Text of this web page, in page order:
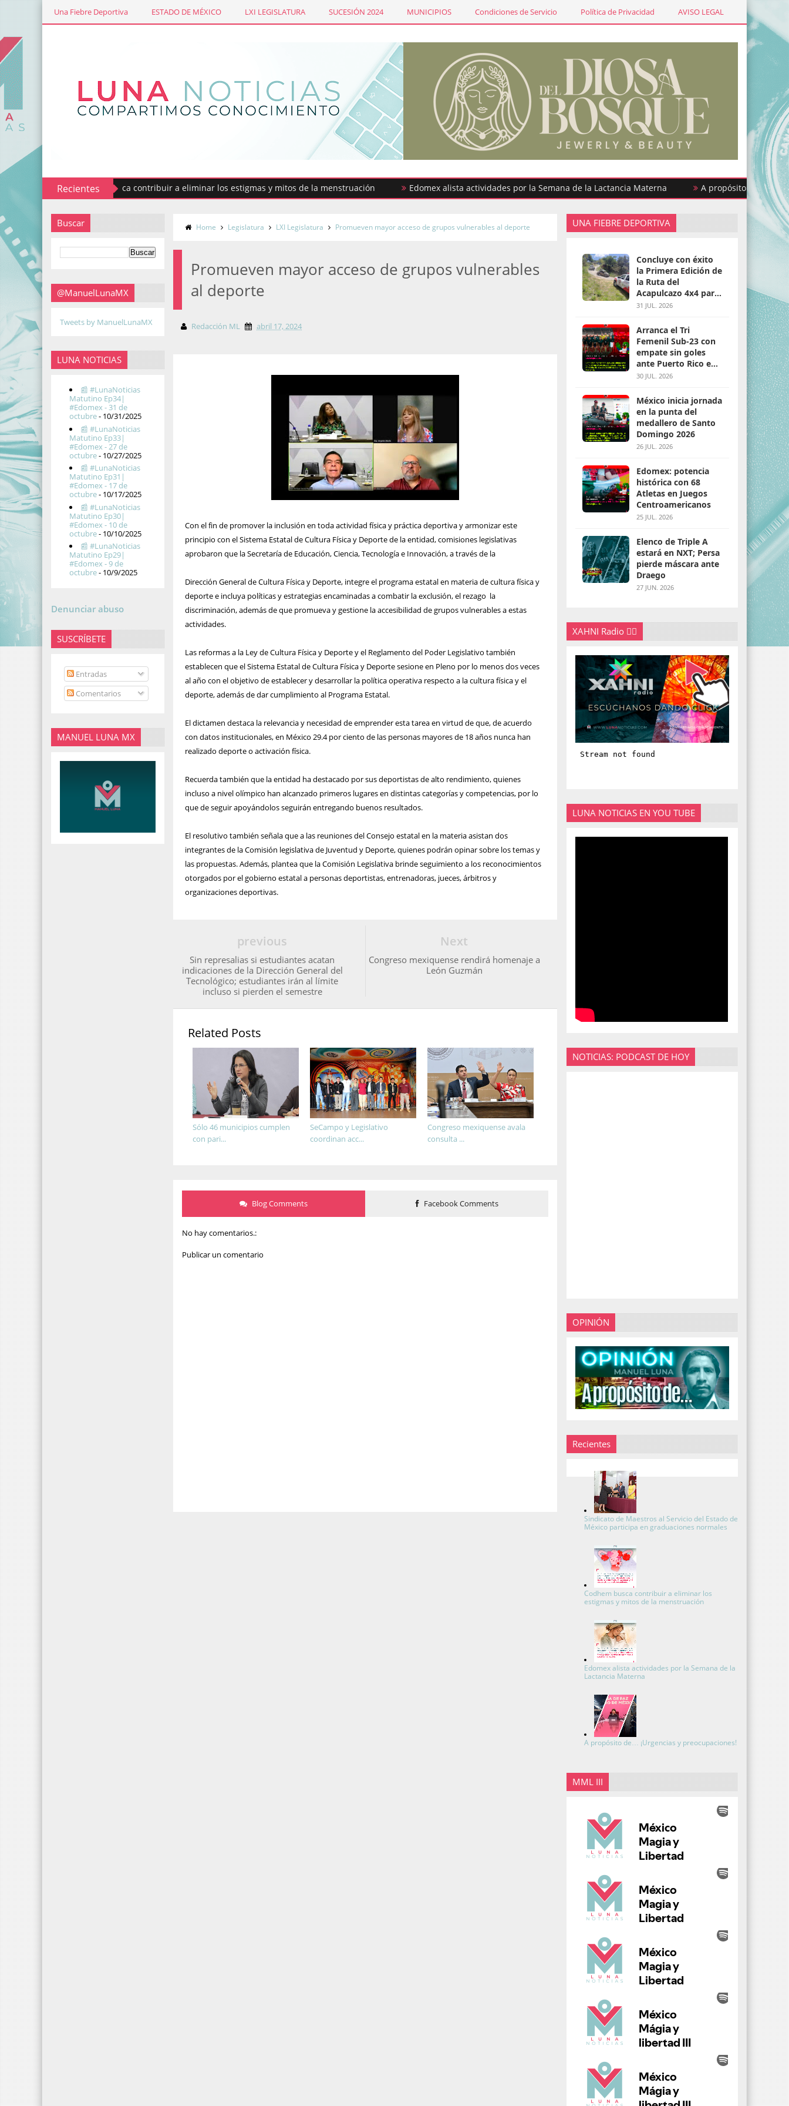
Una Fiebre Deportiva ESTADO DE MÉXICO LXI LEGISLATURA SUCESIÓN 2024 MUNICIPIOS Condiciones de Servicio Política de Privacidad AVISO LEGAL
Recientes
Codhem busca contribuir a eliminar los estigmas y mitos de la menstruación Edomex alista actividades por la Semana de la Lactancia Materna A propósito de… ¡Urgencias
Buscar
@ManuelLunaMX
Tweets by ManuelLunaMX
LUNA NOTICIAS
📰 #LunaNoticias
Matutino Ep34|
#Edomex - 31 de
octubre- 10/31/2025
📰 #LunaNoticias
Matutino Ep33|
#Edomex - 27 de
octubre- 10/27/2025
📰 #LunaNoticias
Matutino Ep31|
#Edomex - 17 de
octubre- 10/17/2025
📰 #LunaNoticias
Matutino Ep30|
#Edomex - 10 de
octubre- 10/10/2025
📰 #LunaNoticias
Matutino Ep29|
#Edomex - 9 de
octubre- 10/9/2025
Denunciar abuso
SUSCRÍBETE
Entradas
Comentarios
MANUEL LUNA MX
Home Legislatura LXI Legislatura Promueven mayor acceso de grupos vulnerables al deporte
Promueven mayor acceso de grupos vulnerables
al deporte
Redacción ML abril 17, 2024
Con el fin de promover la inclusión en toda actividad física y práctica deportiva y armonizar este
principio con el Sistema Estatal de Cultura Física y Deporte de la entidad, comisiones legislativas
aprobaron que la Secretaría de Educación, Ciencia, Tecnología e Innovación, a través de la
Dirección General de Cultura Física y Deporte, integre el programa estatal en materia de cultura física y
deporte e incluya políticas y estrategias encaminadas a combatir la exclusión, el rezago la
discriminación, además de que promueva y gestione la accesibilidad de grupos vulnerables a estas
actividades.
Las reformas a la Ley de Cultura Física y Deporte y el Reglamento del Poder Legislativo también
establecen que el Sistema Estatal de Cultura Física y Deporte sesione en Pleno por lo menos dos veces
al año con el objetivo de establecer y desarrollar la política operativa respecto a la cultura física y el
deporte, además de dar cumplimiento al Programa Estatal.
El dictamen destaca la relevancia y necesidad de emprender esta tarea en virtud de que, de acuerdo
con datos institucionales, en México 29.4 por ciento de las personas mayores de 18 años nunca han
realizado deporte o activación física.
Recuerda también que la entidad ha destacado por sus deportistas de alto rendimiento, quienes
incluso a nivel olímpico han alcanzado primeros lugares en distintas categorías y competencias, por lo
que de seguir apoyándolos seguirán entregando buenos resultados.
El resolutivo también señala que a las reuniones del Consejo estatal en la materia asistan dos
integrantes de la Comisión legislativa de Juventud y Deporte, quienes podrán opinar sobre los temas y
las propuestas. Además, plantea que la Comisión Legislativa brinde seguimiento a los reconocimientos
otorgados por el gobierno estatal a personas deportistas, entrenadoras, jueces, árbitros y
organizaciones deportivas.
Next
Congreso mexiquense rendirá homenaje a
León Guzmán
previous
Sin represalias si estudiantes acatan
indicaciones de la Dirección General del
Tecnológico; estudiantes irán al límite
incluso si pierden el semestre
Related Posts
Congreso mexiquense avala
consulta ...
SeCampo y Legislativo
coordinan acc...
Sólo 46 municipios cumplen
con pari...
Blog Comments Facebook Comments
No hay comentarios.:
Publicar un comentario
UNA FIEBRE DEPORTIVA
Concluye con éxito
la Primera Edición de
la Ruta del
Acapulcazo 4x4 para
parejas
31 JUL. 2026
Arranca el Tri
Femenil Sub-23 con
empate sin goles
ante Puerto Rico en
Santo Domingo 2026
30 JUL. 2026
México inicia jornada
en la punta del
medallero de Santo
Domingo 2026
26 JUL. 2026
Edomex: potencia
histórica con 68
Atletas en Juegos
Centroamericanos
25 JUL. 2026
Elenco de Triple A
estará en NXT; Persa
pierde máscara ante
Draego
27 JUN. 2026
XAHNI Radio 👇🏽
LUNA NOTICIAS EN YOU TUBE
NOTICIAS: PODCAST DE HOY
OPINIÓN
Recientes
Sindicato de Maestros al Servicio del Estado de
México participa en graduaciones normales
Codhem busca contribuir a eliminar los
estigmas y mitos de la menstruación
Edomex alista actividades por la Semana de la
Lactancia Materna
A propósito de… ¡Urgencias y preocupaciones!
MML III